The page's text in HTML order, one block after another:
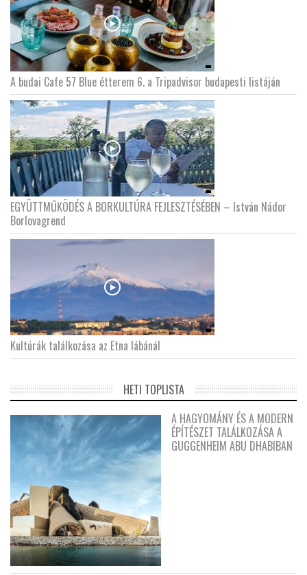
A budai Cafe 57 Blue étterem 6. a Tripadvisor budapesti listáján
EGYÜTTMŰKÖDÉS A BORKULTÚRA FEJLESZTÉSÉBEN – István Nádor
Borlovagrend
Kultúrák találkozása az Etna lábánál
HETI TOPLISTA
A HAGYOMÁNY ÉS A MODERN
ÉPÍTÉSZET TALÁLKOZÁSA A
GUGGENHEIM ABU DHABIBAN